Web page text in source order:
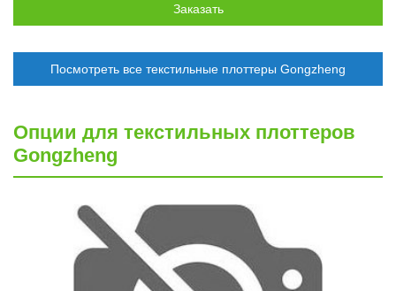
Посмотреть все текстильные плоттеры Gongzheng
Опции для текстильных плоттеров
Gongzheng